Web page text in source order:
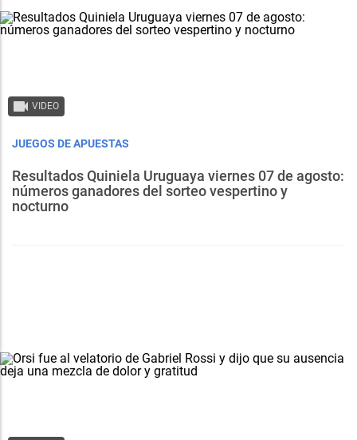
VIDEO
JUEGOS DE APUESTAS
Resultados Quiniela Uruguaya viernes 07 de agosto:
números ganadores del sorteo vespertino y
nocturno